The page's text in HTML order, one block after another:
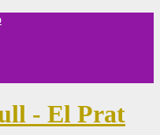
- El Prat